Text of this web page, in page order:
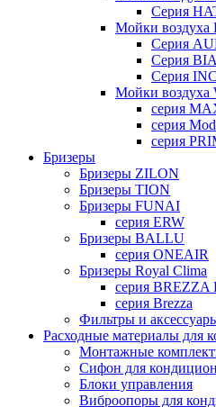
Серия
Мойки воздуха
Серия
Серия
Серия
Мойки воздуха
серия
серия
серия
Бризеры
Бризеры ZILON
Бризеры TION
Бризеры FUNAI
серия ERW
Бризеры BALLU
серия ONEAIR
Бризеры Royal Clima
серия BREZZA
серия Brezza
Фильтры и
Расходные материалы для
Монтажные
Сифон для
Блоки управления
Виброопоры для